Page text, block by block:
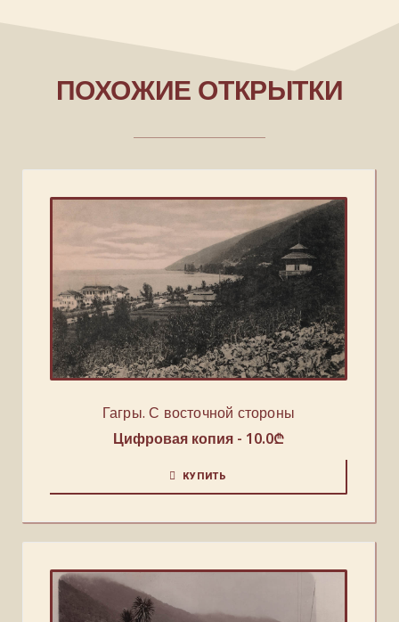
ПОХОЖИЕ ОТКРЫТКИ
Гагры. С восточной стороны
Цифровая копия - 10.0₾
КУПИТЬ